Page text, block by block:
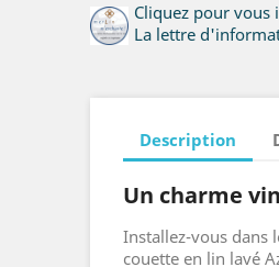
Cliquez pour vous
La lettre
Description
Un charme
Installez-vous dans
couette en lin lavé